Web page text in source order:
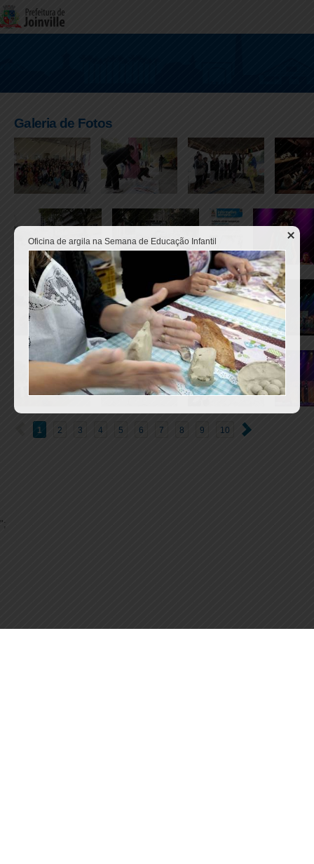
Galeria de Fotos
1 2 3 4 5 6 7 8 9 10
";
Oficina de argila na Semana de Educação Infantil